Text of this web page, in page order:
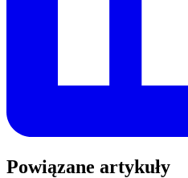
Powiązane artykuły